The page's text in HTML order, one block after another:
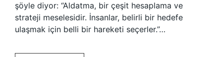
şöyle diyor: “Aldatma, bir çeşit hesaplama ve
strateji meselesidir. İnsanlar, belirli bir hedefe
ulaşmak için belli bir hareketi seçerler.”…